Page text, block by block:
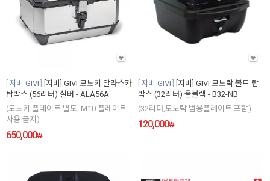
지비 GIVI
[지비] GIVI 모노키 알라스카
탑박스 (56리터) 실버 - ALA56A
(모노키 플레이트 별도, M10 플레이트
사용 금지)
650,000₩
지비 GIVI
[지비] GIVI 모노락 볼드 탑
박스 (32리터) 올블랙 - B32-NB
(32리터,모노락 범용플레이트 포함)
120,000₩